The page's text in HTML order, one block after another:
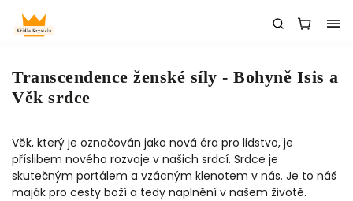
Transcendence ženské síly - Bohyně Isis a
Věk srdce
Věk, který je označován jako nová éra pro lidstvo, je
příslibem nového rozvoje v našich srdcí. Srdce je
skutečným portálem a vzácným klenotem v nás. Je to náš
maják pro cesty boží a tedy naplnění v našem životě.